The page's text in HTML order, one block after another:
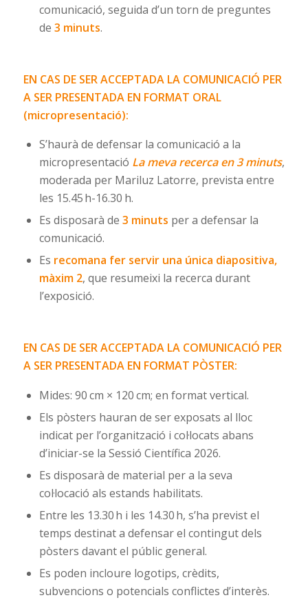
comunicació, seguida d’un torn de preguntes
de 3 minuts.
EN CAS DE SER ACCEPTADA LA COMUNICACIÓ PER
A SER PRESENTADA EN FORMAT ORAL
(micropresentació):
S’haurà de defensar la comunicació a la
micropresentació La meva recerca en 3 minuts,
moderada per Mariluz Latorre, prevista entre
les 15.45 h-16.30 h.
Es disposarà de 3 minuts per a defensar la
comunicació.
Es recomana fer servir una única diapositiva,
màxim 2, que resumeixi la recerca durant
l’exposició.
EN CAS DE SER ACCEPTADA LA COMUNICACIÓ PER
A SER PRESENTADA EN FORMAT PÒSTER:
Mides: 90 cm × 120 cm; en format vertical.
Els pòsters hauran de ser exposats al lloc
indicat per l’organització i col·locats abans
d’iniciar-se la Sessió Científica 2026.
Es disposarà de material per a la seva
col·locació als estands habilitats.
Entre les 13.30 h i les 14.30 h, s’ha previst el
temps destinat a defensar el contingut dels
pòsters davant el públic general.
Es poden incloure logotips, crèdits,
subvencions o potencials conflictes d’interès.